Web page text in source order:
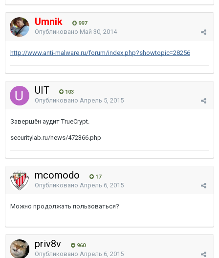
Umnik 997
Опубликовано Май 30, 2014
http://www.anti-malware.ru/forum/index.php?showtopic=28256
UIT 103
Опубликовано Апрель 5, 2015
Завершён аудит TrueCrypt.
securitylab.ru/news/472366.php
mcomodo 17
Опубликовано Апрель 6, 2015
Можно продолжать пользоваться?
priv8v 960
Опубликовано Апрель 6, 2015